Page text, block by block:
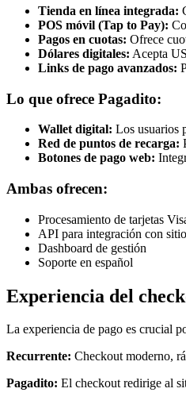
Tienda en línea integrada:
POS móvil (Tap to Pay):
Pagos en cuotas: Ofrece
Dólares digitales: Acepta
Links de pago avanzados:
Lo que ofrece Pagadito:
Wallet digital: Los usuarios
Red de puntos de recarga:
Botones de pago web:
Ambas ofrecen:
Procesamiento de tarjetas
API para integración con
Dashboard de gestión
Soporte en español
Experiencia del
La experiencia de pago es crucial
Recurrente: Checkout moderno,
Pagadito: El checkout redirige al